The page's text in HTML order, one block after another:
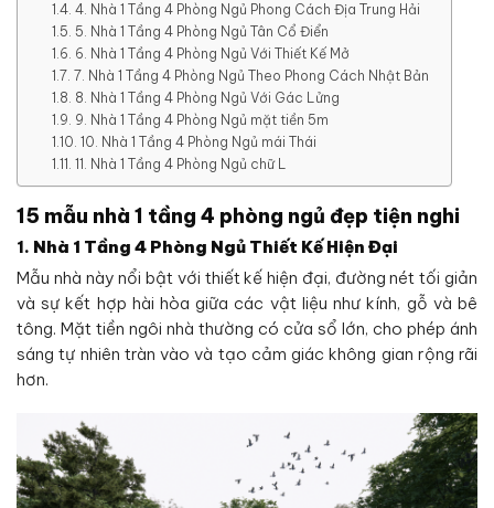
4. Nhà 1 Tầng 4 Phòng Ngủ Phong Cách Địa Trung Hải
5. Nhà 1 Tầng 4 Phòng Ngủ Tân Cổ Điển
6. Nhà 1 Tầng 4 Phòng Ngủ Với Thiết Kế Mở
7. Nhà 1 Tầng 4 Phòng Ngủ Theo Phong Cách Nhật Bản
8. Nhà 1 Tầng 4 Phòng Ngủ Với Gác Lửng
9. Nhà 1 Tầng 4 Phòng Ngủ mặt tiền 5m
10. Nhà 1 Tầng 4 Phòng Ngủ mái Thái
11. Nhà 1 Tầng 4 Phòng Ngủ chữ L
15 mẫu nhà 1 tầng 4 phòng ngủ đẹp tiện nghi
1. Nhà 1 Tầng 4 Phòng Ngủ Thiết Kế Hiện Đại
Mẫu nhà này nổi bật với thiết kế hiện đại, đường nét tối giản
và sự kết hợp hài hòa giữa các vật liệu như kính, gỗ và bê
tông. Mặt tiền ngôi nhà thường có cửa sổ lớn, cho phép ánh
sáng tự nhiên tràn vào và tạo cảm giác không gian rộng rãi
hơn.